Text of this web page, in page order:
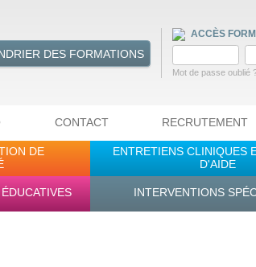
DES FORMATIONS
ACCÈS
Mot de passe oublié
CONTACT RECRUTEMENT
DE
ENTRETIENS CLINIQUES
D'AIDE
INTERVENTIONS